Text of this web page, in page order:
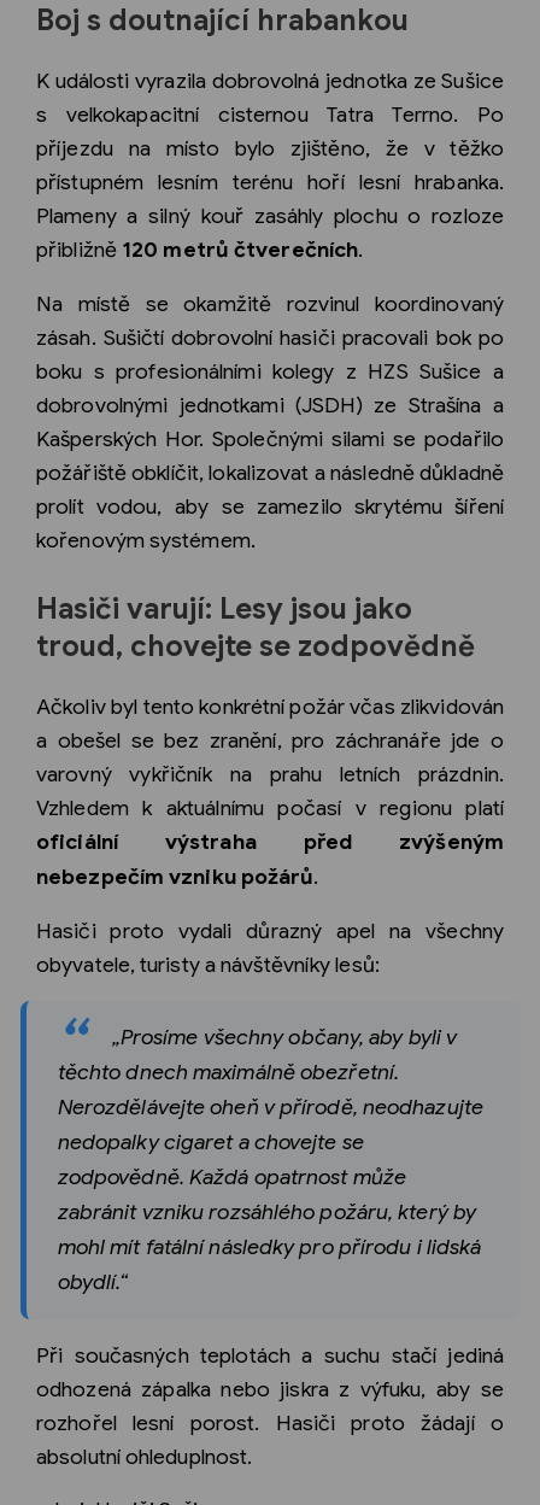
Boj s doutnající hrabankou
K události vyrazila dobrovolná jednotka ze Sušice
s velkokapacitní cisternou Tatra Terrno. Po
příjezdu na místo bylo zjištěno, že v těžko
přístupném lesním terénu hoří lesní hrabanka.
Plameny a silný kouř zasáhly plochu o rozloze
přibližně 120 metrů čtverečních.
Na místě se okamžitě rozvinul koordinovaný
zásah. Sušičtí dobrovolní hasiči pracovali bok po
boku s profesionálními kolegy z HZS Sušice a
dobrovolnými jednotkami (JSDH) ze Strašína a
Kašperských Hor. Společnými silami se podařilo
požářiště obklíčit, lokalizovat a následně důkladně
prolít vodou, aby se zamezilo skrytému šíření
kořenovým systémem.
Hasiči varují: Lesy jsou jako
troud, chovejte se zodpovědně
Ačkoliv byl tento konkrétní požár včas zlikvidován
a obešel se bez zranění, pro záchranáře jde o
varovný vykřičník na prahu letních prázdnin.
Vzhledem k aktuálnímu počasí v regionu platí
oficiální výstraha před zvýšeným
nebezpečím vzniku požárů.
Hasiči proto vydali důrazný apel na všechny
obyvatele, turisty a návštěvníky lesů:
„Prosíme všechny občany, aby byli v
těchto dnech maximálně obezřetní.
Nerozdělávejte oheň v přírodě, neodhazujte
nedopalky cigaret a chovejte se
zodpovědně. Každá opatrnost může
zabránit vzniku rozsáhlého požáru, který by
mohl mít fatální následky pro přírodu i lidská
obydlí.“
Při současných teplotách a suchu stačí jediná
odhozená zápalka nebo jiskra z výfuku, aby se
rozhořel lesní porost. Hasiči proto žádají o
absolutní ohleduplnost.